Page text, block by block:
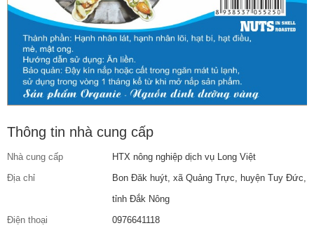
Thông tin nhà cung cấp
Nhà cung cấp
HTX nông nghiệp dịch vụ Long Việt
Địa chỉ
Bon Đăk huýt, xã Quảng Trực, huyện Tuy Đức,
tỉnh Đắk Nông
Điện thoại
0976641118